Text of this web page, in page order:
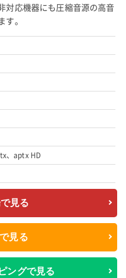
対応機器にも圧縮音源の高音
。
、aptx HD
見る
見る
ングで見る